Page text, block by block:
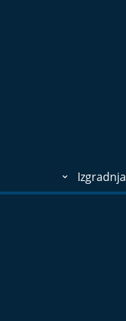
Izgradnja